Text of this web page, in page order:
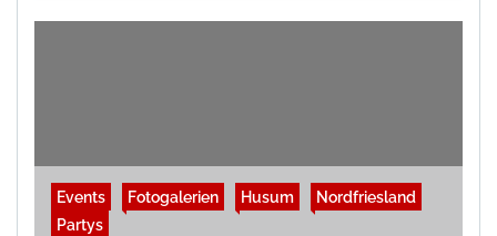
Events Fotogalerien Husum
Nordfriesland
Partys